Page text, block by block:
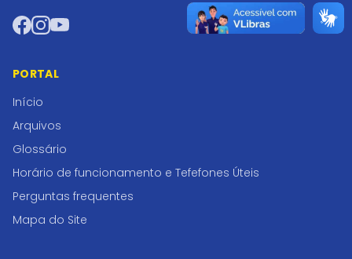
Facebook
Instagram
YouTube
PORTAL
Início
Arquivos
Glossário
Horário de funcionamento e Tefefones Úteis
Perguntas frequentes
Mapa do Site